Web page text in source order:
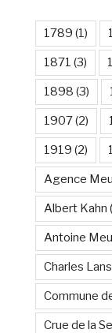
1789 (1)
1871 (3)
1898 (3)
1907(2)
1919 (2)
Agence
Albert Kahn
Antoine
Charles
Commune
Crue de la